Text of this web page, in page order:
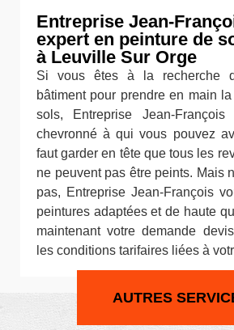
Entreprise Jean-
expert en peinture de
à Leuville Sur Orge
Si vous êtes à la recherche
bâtiment pour prendre en main
sols, Entreprise Jean-
chevronné à qui vous pouvez
faut garder en tête que tous les
ne peuvent pas être peints. Mais
pas, Entreprise Jean-François
peintures adaptées et de haute
maintenant votre demande
les conditions tarifaires liées à
AUTRES